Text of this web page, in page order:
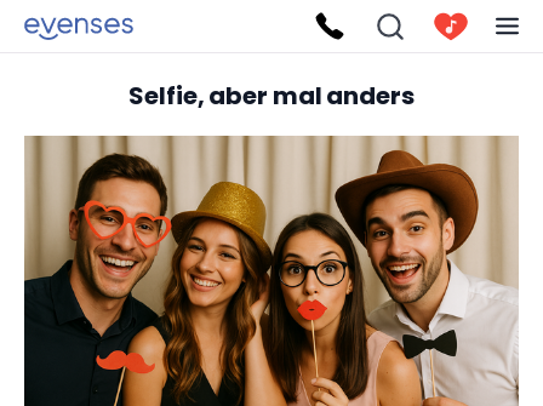
Selfie, aber mal anders